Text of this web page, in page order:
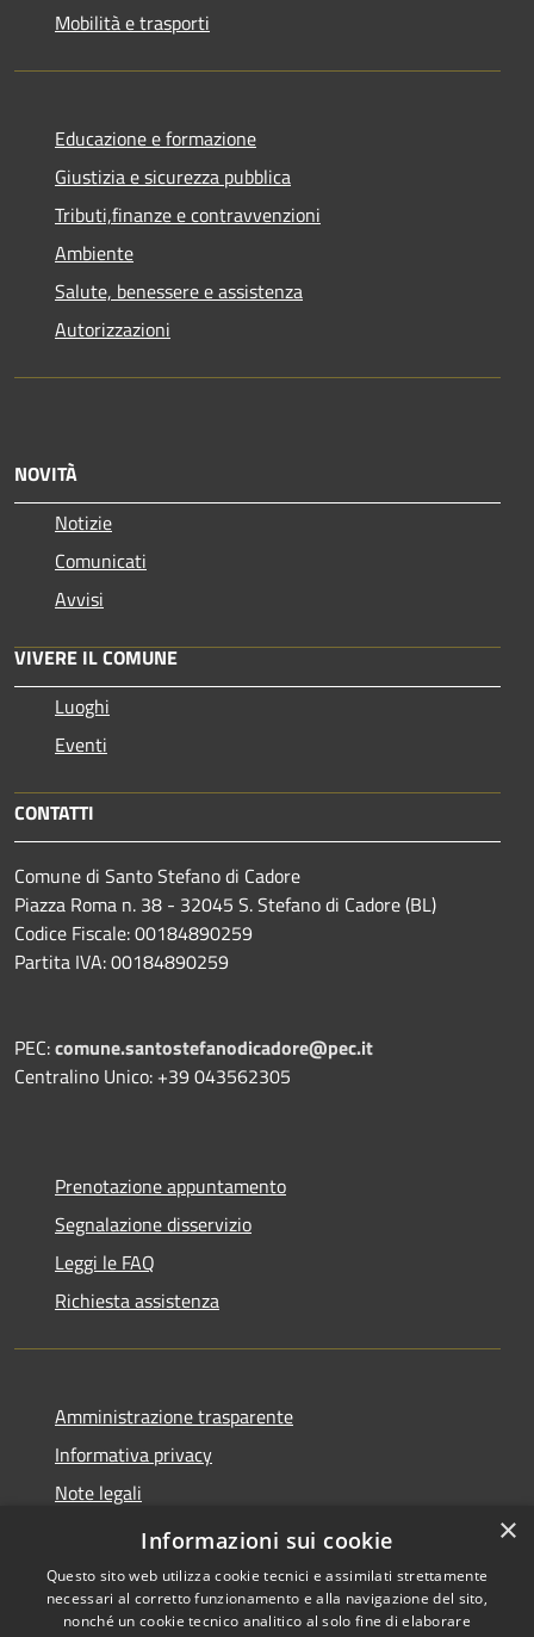
Mobilità e trasporti
Educazione e formazione
Giustizia e sicurezza pubblica
Tributi,finanze e contravvenzioni
Ambiente
Salute, benessere e assistenza
Autorizzazioni
NOVITÀ
Notizie
Comunicati
Avvisi
VIVERE IL COMUNE
Luoghi
Eventi
CONTATTI
Comune di Santo Stefano di Cadore
Piazza Roma n. 38 - 32045 S. Stefano di Cadore (BL)
Codice Fiscale: 00184890259
Partita IVA: 00184890259
PEC:comune.santostefanodicadore@pec.it
Centralino Unico: +39 043562305
Prenotazione appuntamento
Segnalazione disservizio
Leggi le FAQ
Richiesta assistenza
Amministrazione trasparente
Informativa privacy
Note legali
Dichiarazione di accessibilità
×
Informazioni sui cookie
Questo sito web utilizza cookie tecnici e assimilati strettamente
necessari al corretto funzionamento e alla navigazione del sito,
nonché un cookie tecnico analitico al solo fine di elaborare